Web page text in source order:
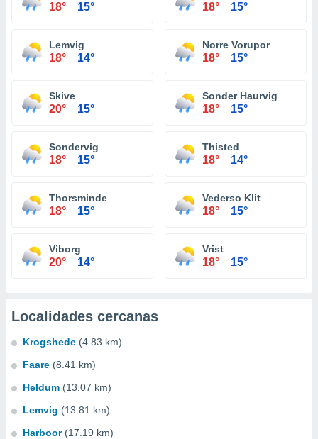
18° 15° 18° 15°
Lemvig
18° 14°
Norre Vorupor
18° 15°
Skive
20° 15°
Sonder Haurvig
18° 15°
Sondervig
18° 15°
Thisted
18° 14°
Thorsminde
18° 15°
Vederso Klit
18° 15°
Viborg
20° 14°
Vrist
18° 15°
Localidades cercanas
Krogshede (4.83 km)
Faare (8.41 km)
Heldum (13.07 km)
Lemvig (13.81 km)
Harboor (17.19 km)